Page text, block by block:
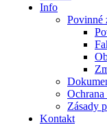
Info
Povinné
Zásady
Kontakt